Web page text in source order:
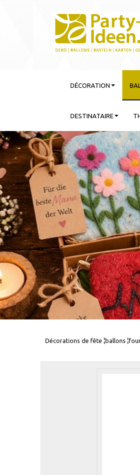
DÉCORATION
DESTINATAIRE
Décorations de fête ¦ballons